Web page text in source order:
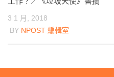
3 1 月, 2018
BY NPOST 編輯室